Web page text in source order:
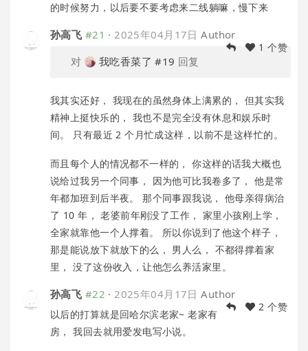
的时候努力，以后要不要考虑来二线躺嘛，慢下来
孙高飞 #21 · 2025年04月17日 Author
1 个赞
对 我吃香菜了 #19 回复
我其实还好， 我现在的虽然身体上满累的， 但其实我
精神上挺快乐的， 我也不是完全没有休息和娱乐时
间。 只有最近 2 个月忙成这样，以前不是这样忙的。
而且每个人的情况都不一样的， 你这样的话我大概也
说给过我另一个同事， 因为他可比我卷多了， 他是常
年都加班到后半夜。 那个同事跟我说， 他母亲得病治
了 10 年， 老婆前年刚没了工作， 家里小孩刚上学，
全家就靠他一个人撑着。 所以你说到了他这个样子，
那是能说放下就放下的么， 男人么， 不都得撑着家
里， 没了这份收入，让他怎么养活家里。
孙高飞 #22 ·2025年04月17日 Author
2 个赞
以后的打算就是回哈尔滨老家~ 老家有
房， 我回去就用爱发电写小说。